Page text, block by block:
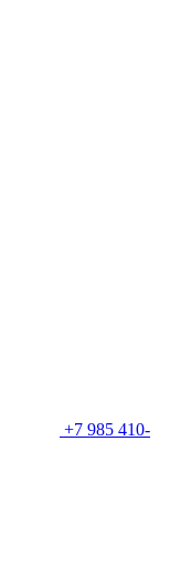
+7 985 410-